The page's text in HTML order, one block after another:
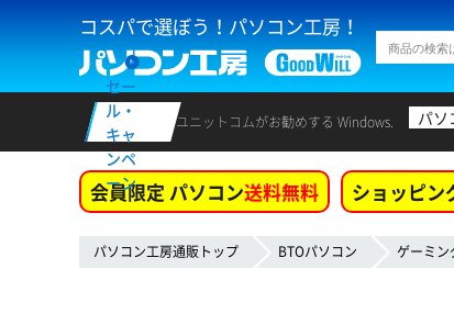
コスパで選ぼう！パソコン工房！
セー
ル・
キャ
ンペ
ーン
ユニットコムがお勧めする Windows. パ
会員限定 パソコン送料無料 ショッピン
パソコン工房通販トップ BTOパソコン ゲーミ